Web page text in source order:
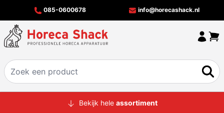
085-0600678 info@horecashack.nl
HOME
Bekijk hele assortiment